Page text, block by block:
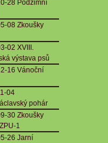
28 Podzimní
08 Zkoušky
02 XVIII.
výstava psů
16 Vánoční
04
pohár
30 Zkoušky
1
26 Jarní